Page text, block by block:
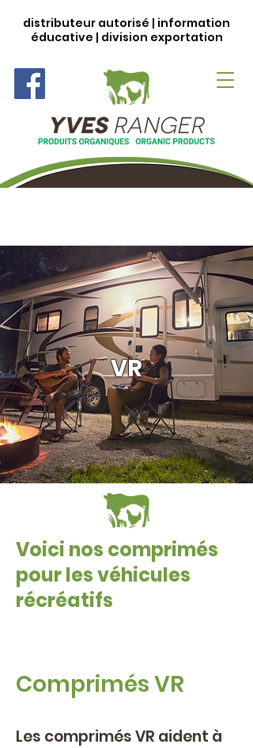
distributeur autorisé | information
éducative | division exportation
VR
Voici nos comprimés
pour les véhicules
récréatifs
Comprimés VR
Les comprimés VR aident à